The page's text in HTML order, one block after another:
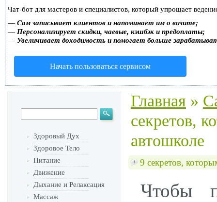
Чат-бот для мастеров и специалистов, который упрощает
— Сам записывает клиентов и напоминает им о визите;
— Персонализирует скидки, чаевые, кэшбэк и предоплаты;
— Увеличивает доходимость и помогает больше
Начать пользоваться сервисом
Здоровый Дух
Здоровое Тело
Питание
Движение
Дыхание и Релаксация
Массаж
Главная »
секретов,
автошколе
9 секретов,
Чтобы